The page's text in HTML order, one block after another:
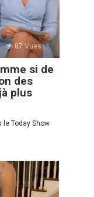
87 Vues :
si de
des
plus
le Today Show